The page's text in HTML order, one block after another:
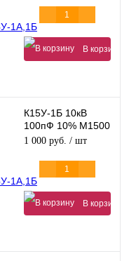
В корзину
К15У-1Б 10кВ
100пФ 10% М1500
9кВАр
1 000 руб. / шт
В корзину